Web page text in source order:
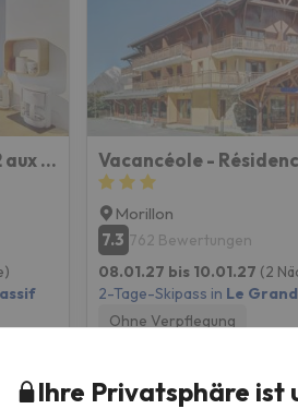
Studio moderne de 18m2 aux carroz d'arâches
Morillon
7.3 762 Bewertungen
08.01.27 bis 10.01.27 (2
2-Tage-Skipass in Le
Ohne Verpflegung
Ihre Privatsphäre ist